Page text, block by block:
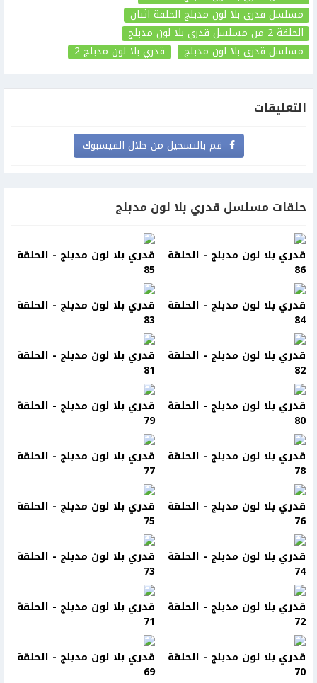
مسلسل قدري بلا لون مدبلج الحلقة اثنان
الحلقة 2 من مسلسل قدري بلا لون مدبلج
مسلسل قدري بلا لون مدبلج
قدري بلا لون مدبلج2
التعليقات
قم بالتسجيل من خلال الفيسبوك
حلقات مسلسل قدري بلا لون مدبلج
قدري بلا لون مدبلج - الحلقة
86
قدري بلا لون مدبلج - الحلقة
85
قدري بلا لون مدبلج - الحلقة
84
قدري بلا لون مدبلج - الحلقة
83
قدري بلا لون مدبلج - الحلقة
82
قدري بلا لون مدبلج - الحلقة
81
قدري بلا لون مدبلج - الحلقة
80
قدري بلا لون مدبلج - الحلقة
79
قدري بلا لون مدبلج - الحلقة
78
قدري بلا لون مدبلج - الحلقة
77
قدري بلا لون مدبلج - الحلقة
76
قدري بلا لون مدبلج - الحلقة
75
قدري بلا لون مدبلج - الحلقة
74
قدري بلا لون مدبلج - الحلقة
73
قدري بلا لون مدبلج - الحلقة
72
قدري بلا لون مدبلج - الحلقة
71
قدري بلا لون مدبلج - الحلقة
70
قدري بلا لون مدبلج - الحلقة
69